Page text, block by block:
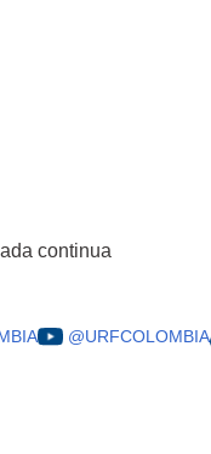
continua
@URFCOLOMBIA